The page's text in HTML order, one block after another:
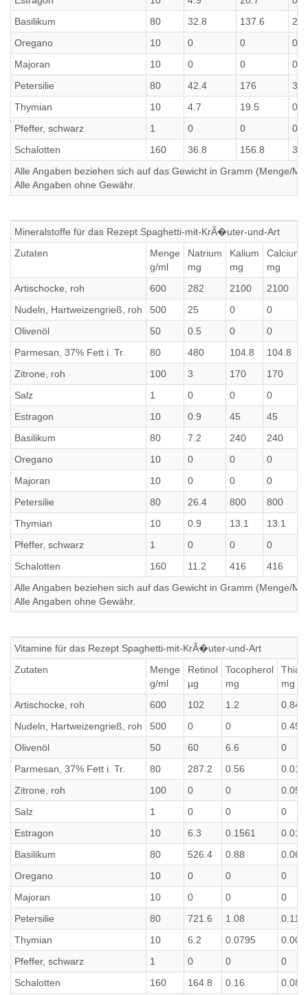
Basilikum
80 32.8 137.6
Oregano
10 0 0
0
Majoran
10 0 0
0
Petersilie
80 42.4 176
Thymian
10 4.7 19.5
Pfeffer, schwarz
1 0 0
0
Schalotten
160 36.8 156.8
3.2
Alle Angaben beziehen sich auf das Gewicht in Gramm (Menge/
Alle Angaben ohne Gewähr.
Mineralstoffe für das Rezept Spaghetti-mit-KrÃ�uter-und-Art
Zutaten
Menge
g/ml
Natrium
mg
Kalium
mg
Calcium
mg
Artischocke, roh
600 282 2100
2100
Nudeln, Hartweizengrieß, roh
500 25 0
0
Olivenöl
50 0.5 0
0
Parmesan, 37% Fett i. Tr.
80 480 104.8
104.8
Zitrone, roh
100 3 170
170
Salz
1 0 0
0
Estragon
10 0.9 45
45
Basilikum
80 7.2 240
240
Oregano
10 0 0
0
Majoran
10 0 0
0
Petersilie
80 26.4 800
800
Thymian
10 0.9 13.1
13.1
Pfeffer, schwarz
1 0 0
0
Schalotten
160 11.2 416
416
Alle Angaben beziehen sich auf das Gewicht in Gramm (Menge/
Alle Angaben ohne Gewähr.
Vitamine für das Rezept Spaghetti-mit-KrÃ�uter-und-Art
Zutaten
Menge
g/ml
Retinol
µg
Tocopherol
mg
mg
Artischocke, roh
600 102 1.2
Nudeln, Hartweizengrieß, roh
500 0 0
0.45
Olivenöl
50 60 6.6
0
Parmesan, 37% Fett i. Tr.
80 287.2 0.56
0.016
Zitrone, roh
100 0 0
0.05
Salz
1 0 0
0
Estragon
10 6.3 0.1561
0.015
Basilikum
80 526.4 0.88
0.064
Oregano
10 0 0
0
Majoran
10 0 0
0
Petersilie
80 721.6 1.08
Thymian
10 6.2 0.0795
Pfeffer, schwarz
1 0 0
0
Schalotten
160 164.8 0.16
0.08